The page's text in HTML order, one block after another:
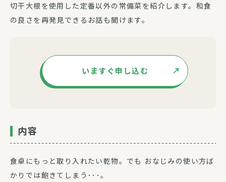
切干大根を使用した定番以外の常備菜を紹介します。和食
の良さを再発見できるお話も聞けます。
いますぐ申し込む
内容
食卓にもっと取り入れたい乾物。でも おなじみの使い方ば
かりでは飽きてしまう･･･。